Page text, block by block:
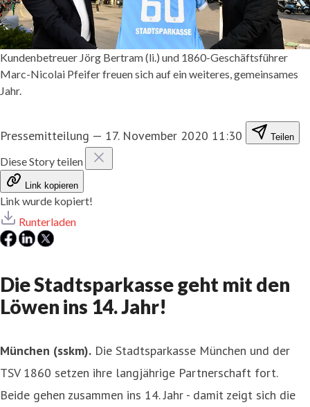
Kundenbetreuer Jörg Bertram (li.) und 1860-Geschäftsführer
Marc-Nicolai Pfeifer freuen sich auf ein weiteres, gemeinsames
Jahr.
Pressemitteilung — 17. November 2020 11:30 Teilen
Diese Story teilen
Link kopieren
Link wurde kopiert!
Runterladen
Die Stadtsparkasse geht mit den
Löwen ins 14. Jahr!
München (sskm). Die Stadtsparkasse München und der
TSV 1860 setzen ihre langjährige Partnerschaft fort.
Beide gehen zusammen ins 14. Jahr - damit zeigt sich die